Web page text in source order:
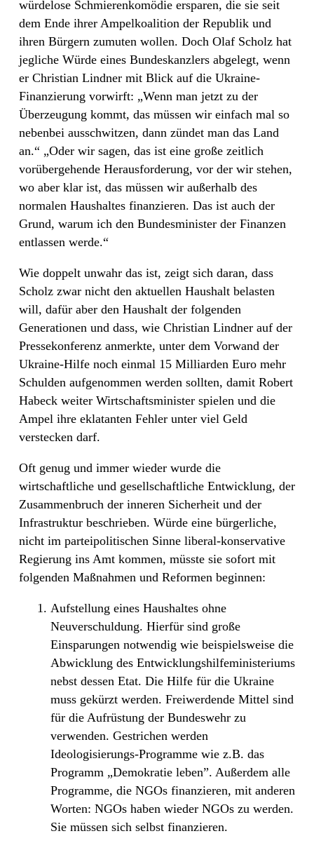
würdelose Schmierenkomödie ersparen, die sie seit
dem Ende ihrer Ampelkoalition der Republik und
ihren Bürgern zumuten wollen. Doch Olaf Scholz hat
jegliche Würde eines Bundeskanzlers abgelegt, wenn
er Christian Lindner mit Blick auf die Ukraine-
Finanzierung vorwirft: „Wenn man jetzt zu der
Überzeugung kommt, das müssen wir einfach mal so
nebenbei ausschwitzen, dann zündet man das Land
an.“ „Oder wir sagen, das ist eine große zeitlich
vorübergehende Herausforderung, vor der wir stehen,
wo aber klar ist, das müssen wir außerhalb des
normalen Haushaltes finanzieren. Das ist auch der
Grund, warum ich den Bundesminister der Finanzen
entlassen werde.“
Wie doppelt unwahr das ist, zeigt sich daran, dass
Scholz zwar nicht den aktuellen Haushalt belasten
will, dafür aber den Haushalt der folgenden
Generationen und dass, wie Christian Lindner auf der
Pressekonferenz anmerkte, unter dem Vorwand der
Ukraine-Hilfe noch einmal 15 Milliarden Euro mehr
Schulden aufgenommen werden sollten, damit Robert
Habeck weiter Wirtschaftsminister spielen und die
Ampel ihre eklatanten Fehler unter viel Geld
verstecken darf.
Oft genug und immer wieder wurde die
wirtschaftliche und gesellschaftliche Entwicklung, der
Zusammenbruch der inneren Sicherheit und der
Infrastruktur beschrieben. Würde eine bürgerliche,
nicht im parteipolitischen Sinne liberal-konservative
Regierung ins Amt kommen, müsste sie sofort mit
folgenden Maßnahmen und Reformen beginnen:
Aufstellung eines Haushaltes ohne
Neuverschuldung. Hierfür sind große
Einsparungen notwendig wie beispielsweise die
Abwicklung des Entwicklungshilfeministeriums
nebst dessen Etat. Die Hilfe für die Ukraine
muss gekürzt werden. Freiwerdende Mittel sind
für die Aufrüstung der Bundeswehr zu
verwenden. Gestrichen werden
Ideologisierungs-Programme wie z.B. das
Programm „Demokratie leben”. Außerdem alle
Programme, die NGOs finanzieren, mit anderen
Worten: NGOs haben wieder NGOs zu werden.
Sie müssen sich selbst finanzieren.